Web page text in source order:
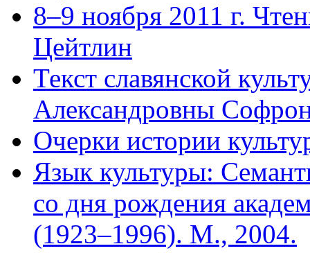
8–9 ноября 2011 г.
Цейтлин
Текст славянской
Александровны
Очерки истории
Язык культуры:
со дня рождения
(1923–1996). М., 2004.